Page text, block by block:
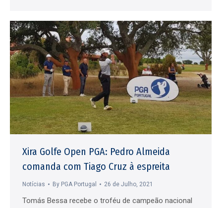
Xira Golfe Open PGA: Pedro Almeida
comanda com Tiago Cruz à espreita
Notícias By PGA Portugal 26 de Julho, 2021
Tomás Bessa recebe o troféu de campeão nacional